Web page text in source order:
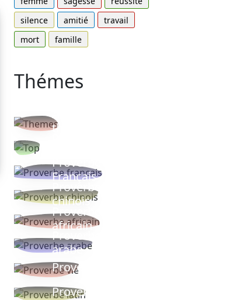
silence
amitié
travail
mort
famille
Thémes
thèmes
Proverbe
Français
Proverbe
chinois
Proverbe
africain
Proverbe
arabe
Proverbe vie
Proverbe latin